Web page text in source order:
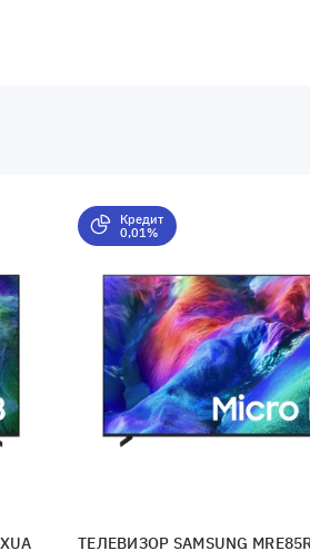
Кредит
0,01%
ТЕЛЕВИЗОР SAMSUNG